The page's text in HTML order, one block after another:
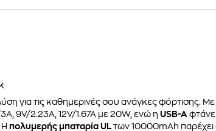
για τις καθημερινές σου ανάγκες φόρτισης. Με
9V/2.23A, 12V/1.67A με 20W, ενώ η USB-A
πολυμερής μπαταρία ULτων 10000mAh παρέχει